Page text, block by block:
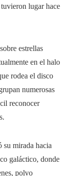
lugar hace
estrellas
en el halo
rodea el disco
numerosas
reconocer
su mirada hacia
galáctico, donde
polvo